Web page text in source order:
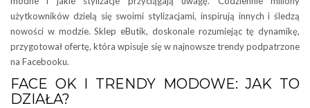
użytkowników dzielą się swoimi stylizacjami, inspirują innych i śledzą
nowości w modzie. Sklep eButik, doskonale rozumiejąc tę dynamikę,
przygotował ofertę, która wpisuje się w najnowsze trendy podpatrzone
na Facebooku.
FACE OK I TRENDY MODOWE: JAK TO
DZIAŁA?